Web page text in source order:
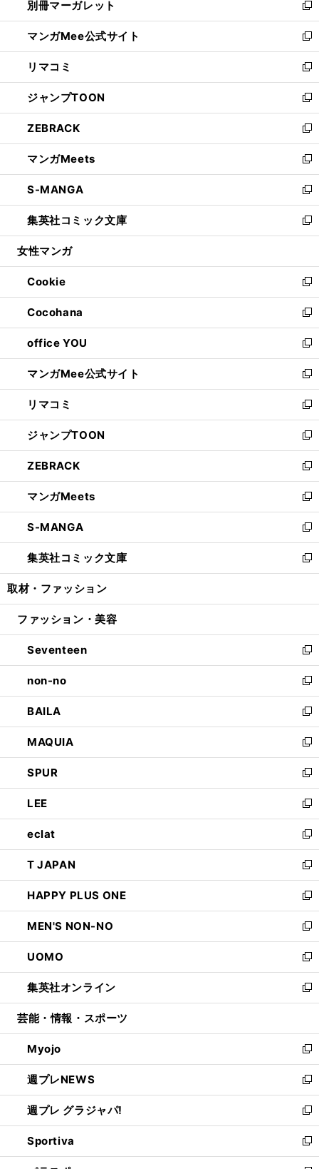
く
で
開
く
ィ
ン
ド
ウ
で
開
く
い
ウ
ィ
ン
ド
ウ
で
開
く
別冊マーガレット
新
し
い
ウ
ィ
ン
ド
ウ
で
開
く
マンガMee公式サイト
新
し
い
ウ
ィ
ン
ド
ウ
で
開
く
リマコミ
新
し
い
ウ
ィ
ン
ド
ウ
で
開
く
ジャンプTOON
新
し
い
ウ
ィ
ン
ド
ウ
で
開
ZEBRACK
新
し
い
ウ
ィ
ン
ド
ウ
開
く
マンガMeets
新
し
い
ウ
ィ
ン
ウ
で
開
く
S-MANGA
新
し
い
ウ
ン
ド
ウ
で
開
く
集英社コミック文庫
新
し
ウ
ィ
ン
ド
ウ
で
開
く
女性マンガ
Cookie
新
し
い
ウ
ィ
ン
ド
ウ
で
開
く
Cocohana
新
し
い
ウ
ィ
ン
ド
ウ
で
開
く
office YOU
新
し
い
ウ
ィ
ン
ド
ウ
で
開
く
マンガMee公式サイト
新
し
い
ウ
ィ
ン
ド
ウ
で
開
く
リマコミ
新
し
い
ウ
ィ
ン
ド
ウ
で
開
く
ジャンプTOON
新
し
い
ウ
ィ
ン
ド
ウ
で
開
ZEBRACK
新
し
い
ウ
ィ
ン
ド
ウ
開
マンガMeets
新
し
い
ウ
ィ
ン
ウ
開
く
S-MANGA
新
し
い
ウ
ン
ウ
で
開
く
集英社コミック文庫
新
し
ウ
ン
ド
ウ
で
開
く
取材・ファッション
ファッション・美容
Seventeen
新
し
い
ウ
ィ
ン
ド
ウ
で
開
く
non-no
新
し
い
ウ
ィ
ン
ド
ウ
で
開
く
BAILA
新
し
い
ウ
ィ
ン
ド
ウ
で
開
く
MAQUIA
新
し
い
ウ
ィ
ン
ド
ウ
で
開
く
SPUR
新
し
い
ウ
ィ
ン
ド
ウ
で
開
く
LEE
新
し
い
ウ
ィ
ン
ド
ウ
で
開
く
eclat
新
し
い
ウ
ィ
ン
ド
ウ
で
開
く
T JAPAN
新
し
い
ウ
ィ
ン
ド
ウ
で
開
HAPPY PLUS ONE
新
し
い
ウ
ィ
ン
ド
ウ
開
く
MEN'S NON-NO
新
し
い
ウ
ィ
ン
ウ
で
開
く
UOMO
新
し
い
ウ
ン
ド
ウ
で
開
く
集英社オンライン
新
し
ウ
ィ
ン
ド
ウ
で
開
く
芸能・情報・スポーツ
Myojo
新
し
い
ウ
ィ
ン
ド
ウ
週プレNEWS
新
し
い
ウ
ィ
ン
週プレ グラジャパ!
新
し
い
ウ
Sportiva
新
し